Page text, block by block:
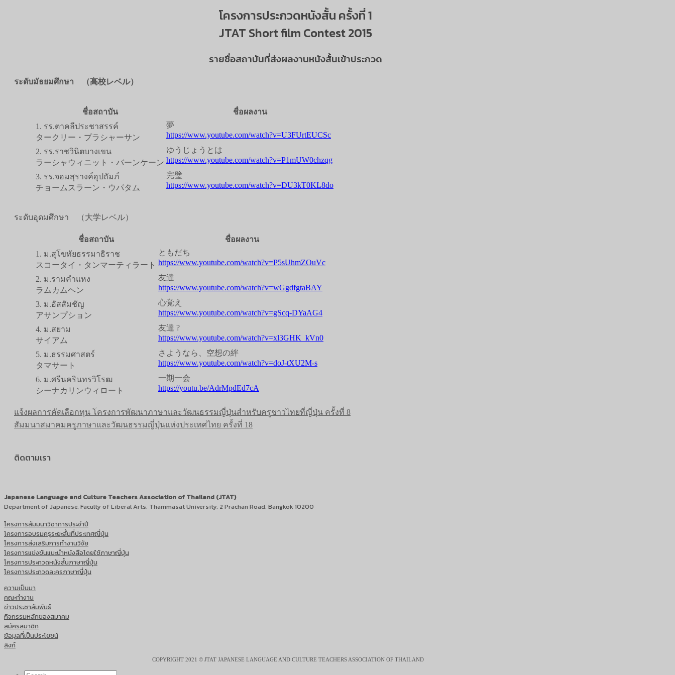
โครงการประกวดหนังสั้น ครั้งที่ 1
JTAT Short film Contest 2015
รายชื่อสถาบันที่ส่งผลงานหนังสั้นเข้าประกวด
ระดับมัธยมศึกษา （高校レベル）
ชื่อสถาบัน
ชื่อผลงาน
1. รร.ตาคลีประชาสรรค์
タークリー・プラシャーサン
夢
https://www.youtube.com/watch?v=U3FUrtEUCSc
2. รร.ราชวินิตบางเขน
ラーシャウィニット・バーンケーン
ゆうじょうとは
https://www.youtube.com/watch?v=P1mUW0chzqg
3. รร.จอมสุรางค์อุปถัมภ์
チョームスラーン・ウパタム
完璧
https://www.youtube.com/watch?v=DU3kT0KL8do
ระดับอุดมศึกษา （大学レベル）
ชื่อสถาบัน
ชื่อผลงาน
1. ม.สุโขทัยธรรมาธิราช
スコータイ・タンマーティラート
ともだち
https://www.youtube.com/watch?v=P5sUhmZOuVc
2. ม.รามคำแหง
ラムカムヘン
友達
https://www.youtube.com/watch?v=wGgdfgtaBAY
3. ม.อัสสัมชัญ
アサンプション
心覚え
https://www.youtube.com/watch?v=gScq-DYaAG4
4. ม.สยาม
サイアム
友達 ?
https://www.youtube.com/watch?v=xl3GHK_kVn0
5. ม.ธรรมศาสตร์
タマサート
さようなら、空想の絆
https://www.youtube.com/watch?v=doJ-tXU2M-s
6. ม.ศรีนครินทรวิโรฒ
シーナカリンウィロート
一期一会
https://youtu.be/AdrMpdEd7cA
แจ้งผลการคัดเลือกทุน โครงการพัฒนาภาษาและวัฒนธรรมญี่ปุ่นสำหรับครูชาวไทยที่ญี่ปุ่น ครั้งที่ 8
สัมมนาสมาคมครูภาษาและวัฒนธรรมญี่ปุ่นแห่งประเทศไทย ครั้งที่ 18
ติดตามเรา
Japanese Language and Culture Teachers Association of Thailand (JTAT)
Department of Japanese, Faculty of Liberal Arts, Thammasat University, 2 Prachan Road, Bangkok 10200
โครงการสัมมนาวิชาการประจำปี
โครงการอบรมครูระยะสั้นที่ประเทศญี่ปุ่น
โครงการส่งเสริมการทำงานวิจัย
โครงการแข่งขันแนะนำหนังสือโดยใช้ภาษาญี่ปุ่น
โครงการประกวดหนังสั้นภาษาญี่ปุ่น
โครงการประกวดละครภาษาญี่ปุ่น
ความเป็นมา
คณะทำงาน
ข่าวประชาสัมพันธ์
กิจกรรมหลักของสมาคม
สมัครสมาชิก
ข้อมูลที่เป็นประโยชน์
ลิงก์
COPYRIGHT 2021 © JTAT JAPANESE LANGUAGE AND CULTURE TEACHERS ASSOCIATION OF THAILAND